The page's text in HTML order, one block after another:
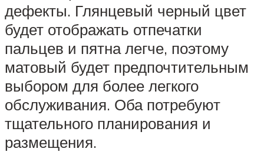
дефекты. Глянцевый черный цвет
будет отображать отпечатки
пальцев и пятна легче, поэтому
матовый будет предпочтительным
выбором для более легкого
обслуживания. Оба потребуют
тщательного планирования и
размещения.